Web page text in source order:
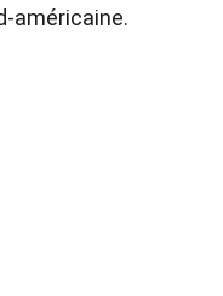
américaine.